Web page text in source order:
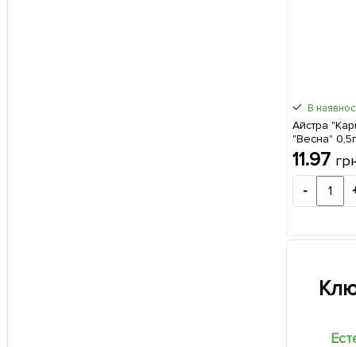
В
Айстра
"Весна" 0,5г
11.97
-